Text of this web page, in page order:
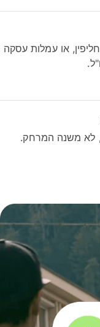
או עמלות עסקה
לא משנה המרחק.